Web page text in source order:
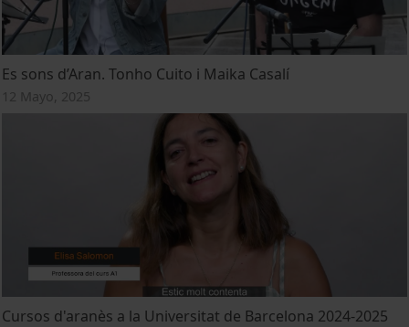
Es sons d’Aran. Tonho Cuito i Maika Casalí
12 Mayo, 2025
Cursos d'aranès a la Universitat de Barcelona 2024-2025